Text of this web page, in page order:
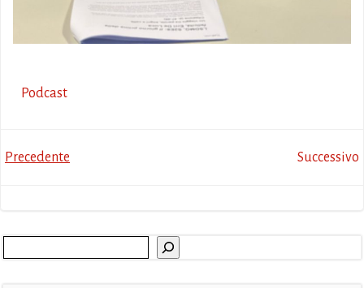
Podcast
Post
Precedente Successivo